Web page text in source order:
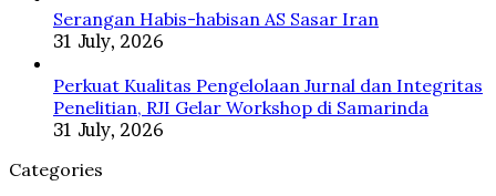
Serangan Habis-habisan AS Sasar Iran
31 July, 2026
Perkuat Kualitas Pengelolaan Jurnal dan Integritas
Penelitian, RJI Gelar Workshop di Samarinda
31 July, 2026
Categories